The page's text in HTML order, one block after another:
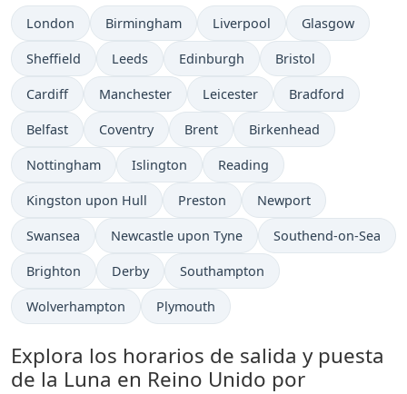
London Birmingham Liverpool Glasgow
Sheffield Leeds Edinburgh Bristol
Cardiff Manchester Leicester Bradford
Belfast Coventry Brent Birkenhead
Nottingham Islington Reading
Kingston upon Hull Preston Newport
Swansea Newcastle upon Tyne Southend-on-Sea
Brighton Derby Southampton
Wolverhampton Plymouth
Explora los horarios de salida y puesta
de la Luna en Reino Unido por